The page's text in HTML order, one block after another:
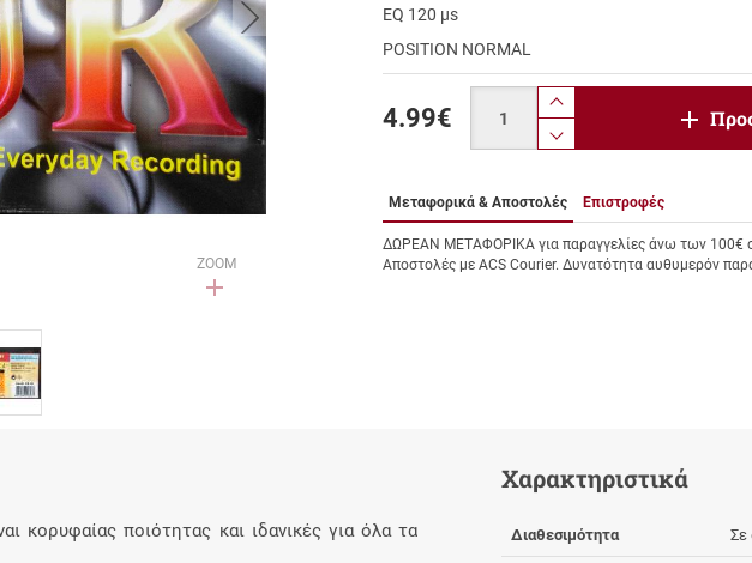
ZOOM
button.next
EQ 120 μs
POSITION NORMAL
4.99€
Μεταφορικά & Αποστολές Επιστροφές
ΔΩΡΕΑΝ ΜΕΤΑΦΟΡΙΚΑ για παραγγελίες άνω των 100€
Αποστολές με ACS Courier. Δυνατότητα αυθυμερόν
κορυφαίας ποιότητας και ιδανικές για όλα τα
Χαρακτηριστικά
Διαθεσιμότητα Σε